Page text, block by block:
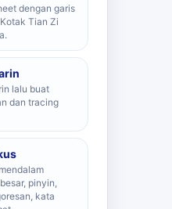
dengan garis
Tian Zi
lalu buat
dan tracing
pinyin,
kata